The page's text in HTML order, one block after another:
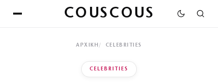
COUSCOUS
ΑΡΧΙΚΉ CELEBRITIES
CELEBRITIES